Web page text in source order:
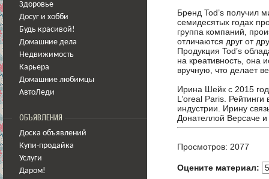
Здоровье
Досуг и хобби
Будь красивой!
Домашние дела
Недвижимость
Карьера
Домашние любимцы
АвтоЛеди
ОБЪЯВЛЕНИЯ
Доска объявлений
Купи-продайка
Услуги
Даром!
Бренд Tod’s получил
семидесятых годах
группа компаний,
отличаются друг от
Продукция Tod’s
на креативность, она
вручную, что делает
Ирина Шейк с 2015
L’oreal Paris.
индустрии. Ирину
Донателлой Версаче
Просмотров: 2077
Оцените материал: